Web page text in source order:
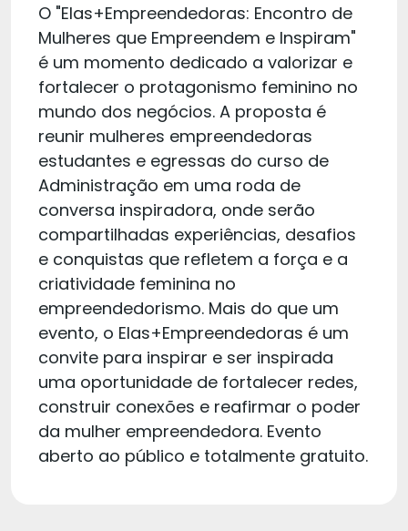
O "Elas+Empreendedoras: Encontro de
Mulheres que Empreendem e Inspiram"
é um momento dedicado a valorizar e
fortalecer o protagonismo feminino no
mundo dos negócios. A proposta é
reunir mulheres empreendedoras
estudantes e egressas do curso de
Administração em uma roda de
conversa inspiradora, onde serão
compartilhadas experiências, desafios
e conquistas que refletem a força e a
criatividade feminina no
empreendedorismo. Mais do que um
evento, o Elas+Empreendedoras é um
convite para inspirar e ser inspirada
uma oportunidade de fortalecer redes,
construir conexões e reafirmar o poder
da mulher empreendedora. Evento
aberto ao público e totalmente gratuito.